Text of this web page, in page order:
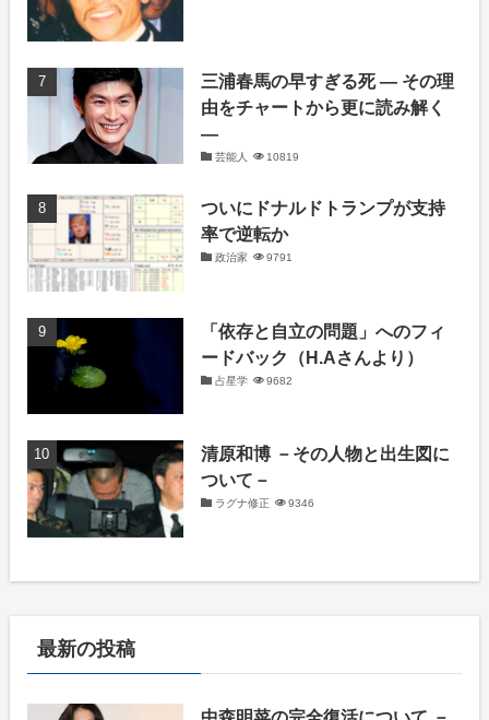
三浦春馬の早すぎる死 ― その理
由をチャートから更に読み解く
―
芸能人 10819
ついにドナルドトランプが支持
率で逆転か
政治家 9791
「依存と自立の問題」へのフィ
ードバック（H.Aさんより）
占星学 9682
清原和博 －その人物と出生図に
ついて－
ラグナ修正 9346
最新の投稿